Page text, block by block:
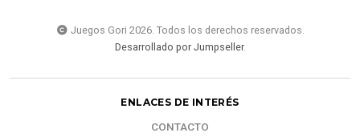
Juegos Gori 2026. Todos los derechos reservados.
Desarrollado por Jumpseller.
ENLACES DE INTERÉS
CONTACTO